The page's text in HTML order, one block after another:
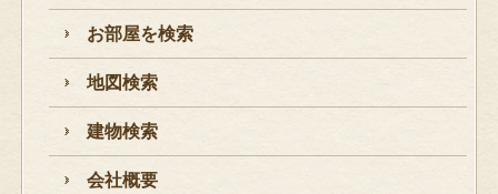
お部屋を検索
地図検索
建物検索
会社概要